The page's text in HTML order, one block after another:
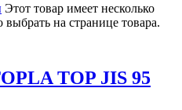
Этот товар имеет несколько
на странице товара.
TOP JIS 95